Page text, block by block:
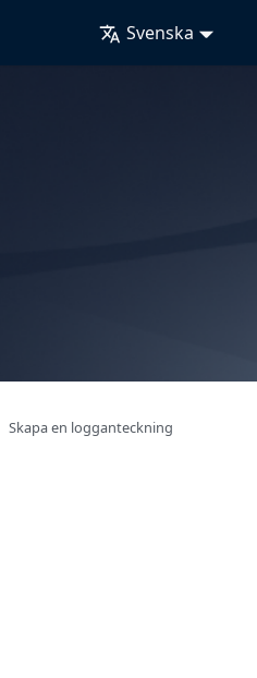
Svenska
Skapa en logganteckning